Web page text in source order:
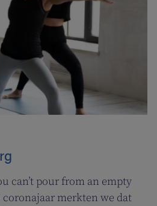
can’t pour from an empty
coronajaar merkten we dat